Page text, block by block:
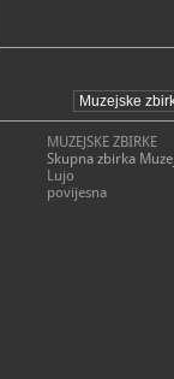
MUZEJSKE ZBIRKE
Skupna zbirka
Lujo
povijesna